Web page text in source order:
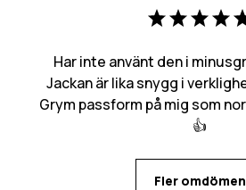
Har inte använt den i
Jackan är lika snygg i
Grym passform på mig som
👍
Fler omdömen